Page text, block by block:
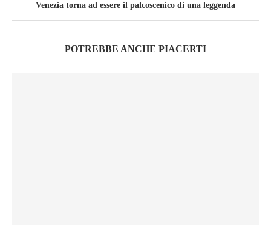
Venezia torna ad essere il palcoscenico di una leggenda
POTREBBE ANCHE PIACERTI